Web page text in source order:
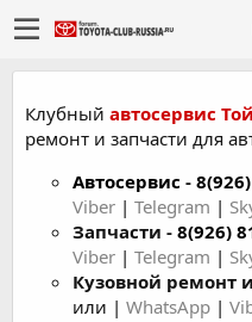
Клубный автосервис
ремонт и запчасти для
Автосервис -
Viber | Telegram |
Запчасти - 8(926)
Viber | Telegram |
Кузовной ремонт
или | WhatsApp |